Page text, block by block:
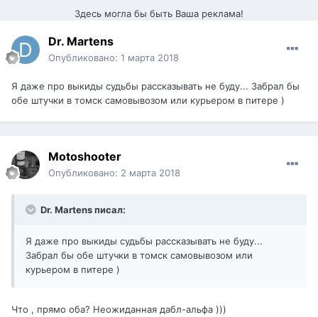
Здесь могла бы быть Ваша реклама!
Dr. Martens
Опубликовано: 1 марта 2018
Я даже про выкиды судьбы рассказывать не буду... Забрал бы
обе штучки в томск самовывозом или курьером в питере )
Motoshooter
Опубликовано: 2 марта 2018
Dr. Martens писал:
Я даже про выкиды судьбы рассказывать не буду...
Забрал бы обе штучки в томск самовывозом или
курьером в питере )
Что , прямо оба? Неожиданная дабл-альфа )))